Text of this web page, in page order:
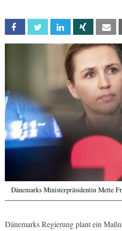
Facebook Twitter Linkedin Xing
Dänemarks Ministerpräsidentin Mette
Dänemarks Regierung plant ein